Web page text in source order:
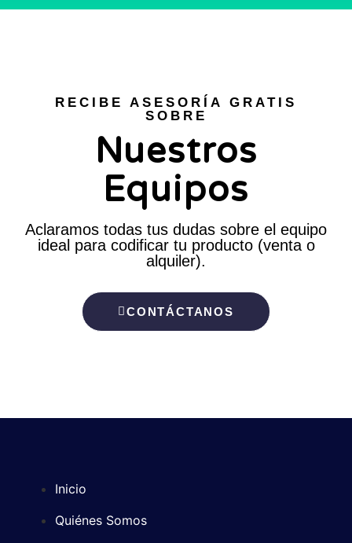
RECIBE ASESORÍA GRATIS
SOBRE
Nuestros
Equipos
Aclaramos todas tus dudas sobre el equipo
ideal para codificar tu producto (venta o
alquiler).
CONTÁCTANOS
Inicio
Quiénes Somos